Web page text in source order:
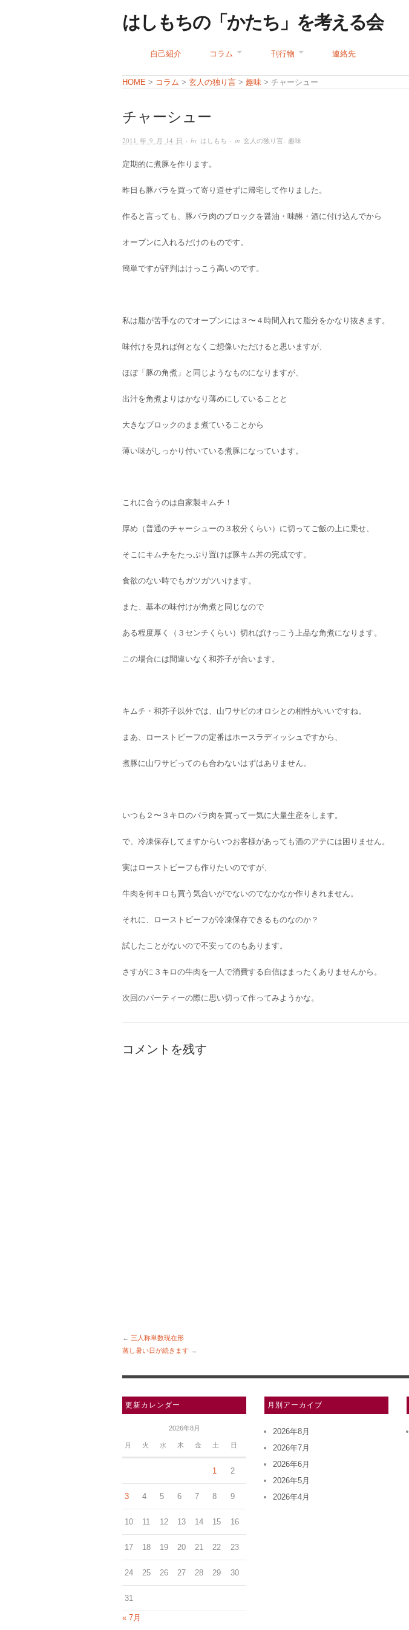
はしもちの「かたち」を考える会
自己紹介 コラム 刊行物 連絡先
HOME > コラム > 玄人の独り言 > 趣味 > チャーシュー
チャーシュー
2011 年 9 月 14 日 · by はしもち · in 玄人の独り言, 趣味
定期的に煮豚を作ります。
昨日も豚バラを買って寄り道せずに帰宅して作りました。
作ると言っても、豚バラ肉のブロックを醤油・味醂・酒に付け込んでから
オーブンに入れるだけのものです。
簡単ですが評判はけっこう高いのです。
私は脂が苦手なのでオーブンには３〜４時間入れて脂分をかなり抜きます。
味付けを見れば何となくご想像いただけると思いますが、
ほぼ「豚の角煮」と同じようなものになりますが、
出汁を角煮よりはかなり薄めにしていることと
大きなブロックのまま煮ていることから
薄い味がしっかり付いている煮豚になっています。
これに合うのは自家製キムチ！
厚め（普通のチャーシューの３枚分くらい）に切ってご飯の上に乗せ、
そこにキムチをたっぷり置けば豚キム丼の完成です。
食欲のない時でもガツガツいけます。
また、基本の味付けが角煮と同じなので
ある程度厚く（３センチくらい）切ればけっこう上品な角煮になります。
この場合には間違いなく和芥子が合います。
キムチ・和芥子以外では、山ワサビのオロシとの相性がいいですね。
まあ、ローストビーフの定番はホースラディッシュですから、
煮豚に山ワサビってのも合わないはずはありません。
いつも２〜３キロのバラ肉を買って一気に大量生産をします。
で、冷凍保存してますからいつお客様があっても酒のアテには困りません。
実はローストビーフも作りたいのですが、
牛肉を何キロも買う気合いがでないのでなかなか作りきれません。
それに、ローストビーフが冷凍保存できるものなのか？
試したことがないので不安ってのもあります。
さすがに３キロの牛肉を一人で消費する自信はまったくありませんから。
次回のパーティーの際に思い切って作ってみようかな。
コメントを残す
← 三人称単数現在形
蒸し暑い日が続きます →
更新カレンダー
2026年8月
月 火 水 木 金 土 日
1 2
3 4 5 6 7 8 9
10 11 12 13 14 15 16
17 18 19 20 21 22 23
24 25 26 27 28 29 30
31
« 7月
月別アーカイブ
2026年8月
2026年7月
2026年6月
2026年5月
2026年4月